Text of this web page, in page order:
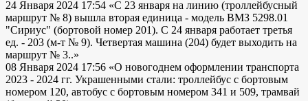
24 Января 2024 17:54 «С 23 января на линию (троллейбусный
маршрут № 8) вышла вторая единица - модель ВМЗ 5298.01
"Сириус" (бортовой номер 201). С 24 января работает третья
ед. - 203 (м-т № 9). Четвертая машина (204) будет выходить на
маршрут № 3..»
08 Января 2024 17:56 «О новогоднем оформлении транспорта
2023 - 2024 гг. Украшенными стали: троллейбус с бортовым
номером 120, автобус с бортовым номером 341 и 509, трамвай